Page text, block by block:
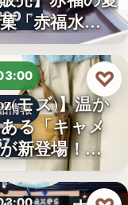
「赤福水よ
…
情報モズ)】温か
る「キャメ
新登場！毎
♡